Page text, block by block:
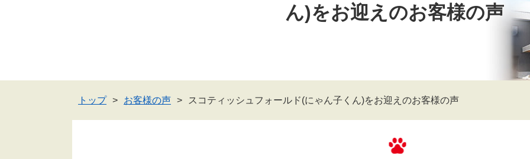
ん)をお迎えのお客様の声
トップ お客様の声 スコティッシュフォールド(にゃん子くん)をお迎えのお客様の声